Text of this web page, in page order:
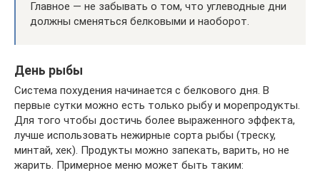
Главное — не забывать о том, что углеводные дни
должны сменяться белковыми и наоборот.
День рыбы
Система похудения начинается с белкового дня. В
первые сутки можно есть только рыбу и морепродукты.
Для того чтобы достичь более выраженного эффекта,
лучше использовать нежирные сорта рыбы (треску,
минтай, хек). Продукты можно запекать, варить, но не
жарить. Примерное меню может быть таким: